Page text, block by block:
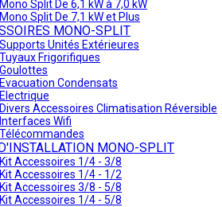
Mono Split De 6,1 kW à 7,0 kW
Mono Split De 7,1 kW et Plus
MONO-SPLIT
Supports Unités Extérieures
Tuyaux Frigorifiques
Goulottes
Evacuation Condensats
Electrique
Divers Accessoires Climatisation Réversible
Interfaces Wifi
Télécommandes
MONO-SPLIT
Kit Accessoires 1/4 - 3/8
Kit Accessoires 1/4 - 1/2
Kit Accessoires 3/8 - 5/8
Kit Accessoires 1/4 - 5/8